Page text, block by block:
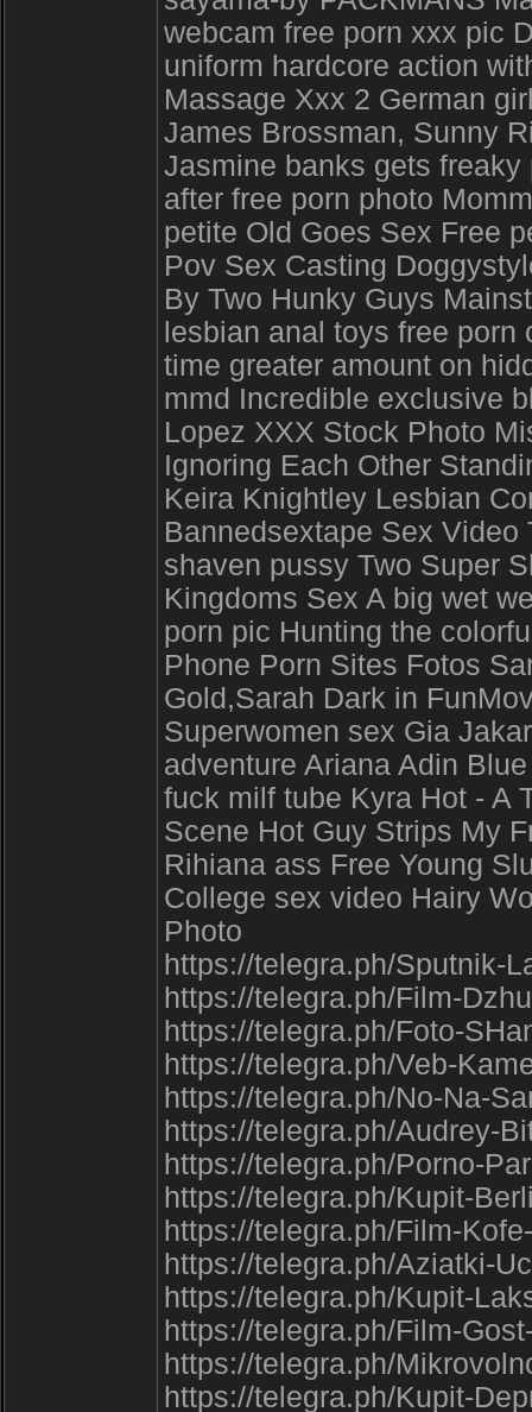
webcam free porn xxx pic
uniform hardcore action
Massage Xxx 2 German
James Brossman, Sunny
Jasmine banks gets
after free porn photo
petite Old Goes Sex Free
Pov Sex Casting
By Two Hunky Guys
lesbian anal toys free porn
time greater amount on
mmd Incredible exclusive
Lopez XXX Stock Photo
Ignoring Each Other
Keira Knightley Lesbian
Bannedsextape Sex
shaven pussy Two Super
Kingdoms Sex A big wet
porn pic Hunting the
Phone Porn Sites Fotos
Gold,Sarah Dark in
Superwomen sex Gia
adventure Ariana Adin
fuck milf tube Kyra Hot - A
Scene Hot Guy Strips My
Rihiana ass Free Young
College sex video Hairy
Photo
https://telegra.ph/Sputnik-
https://telegra.ph/Film-
https://telegra.ph/Foto-
https://telegra.ph/Veb-
https://telegra.ph/No-Na-
https://telegra.ph/Audrey-
https://telegra.ph/Porno-
https://telegra.ph/Kupit-
https://telegra.ph/Film-
https://telegra.ph/Aziatki-
https://telegra.ph/Kupit-
https://telegra.ph/Film-
https://telegra.ph/
https://telegra.ph/Kupit-